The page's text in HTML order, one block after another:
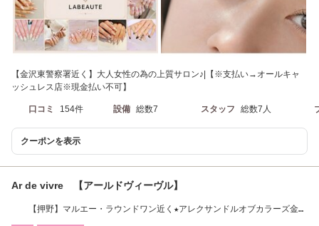
【金沢東警察署近く】大人女性の為の上質サロン♪|【※支払い→オールキャ
ッシュレス店※現金払い不可】
口コミ 154件 設備 総数7 スタッフ 総数7人
クーポンを表示
Ar de vivre 【アールドヴィーヴル】
【押野】マルエー・ラウンドワン近く★アレクサンドルオブカラーズ金沢